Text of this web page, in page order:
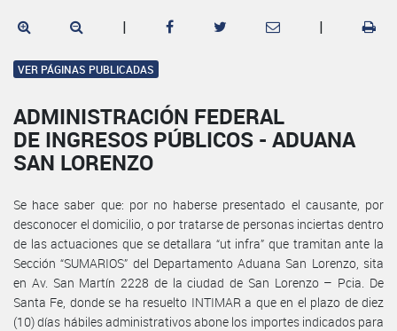
| |
VER PÁGINAS PUBLICADAS
ADMINISTRACIÓN FEDERAL
DE INGRESOS PÚBLICOS - ADUANA
SAN LORENZO
Se hace saber que: por no haberse presentado el causante, por
desconocer el domicilio, o por tratarse de personas inciertas dentro
de las actuaciones que se detallara “ut infra” que tramitan ante la
Sección “SUMARIOS” del Departamento Aduana San Lorenzo, sita
en Av. San Martín 2228 de la ciudad de San Lorenzo – Pcia. De
Santa Fe, donde se ha resuelto INTIMAR a que en el plazo de diez
(10) días hábiles administrativos abone los importes indicados para